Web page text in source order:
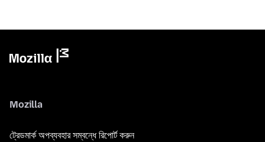
Mozilla
ট্রেডমার্ক অপব্যবহার সম্বন্ধে রিপোর্ট করুন